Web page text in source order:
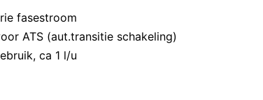
fasestroom
ATS (aut.transitie schakeling)
ca 1 l/u